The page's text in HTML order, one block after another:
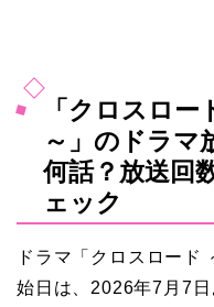
「クロスロ
～」のドラマ
何話？放送回
ェック
ドラマ「クロスロード
始日は、2026年7月7